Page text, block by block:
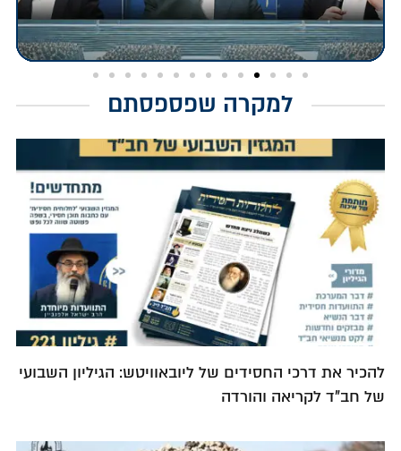
למקרה שפספסתם
להכיר את דרכי החסידים של ליובאוויטש: הגיליון השבועי
של חב"ד לקריאה והורדה